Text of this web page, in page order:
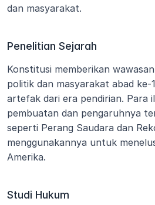
dan masyarakat.
Penelitian Sejarah
Konstitusi memberikan
politik dan masyarakat abad ke-
artefak dari era pendirian. Para
pembuatan dan pengaruhnya
seperti Perang Saudara dan
menggunakannya untuk
Amerika.
Studi Hukum